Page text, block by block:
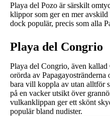
Playa del Pozo är särskilt
klippor som ger en mer avskild
dock populär, precis som alla
Playa del Congrio
Playa del Congrio, även
orörda av
bara vill koppla av utan alltför
på en vacker utsikt över
vulkanklippan ger ett skönt
populär bland nudister.